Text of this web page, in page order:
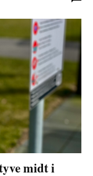
midt i